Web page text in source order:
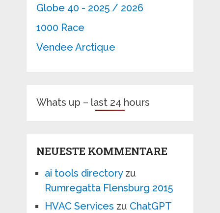
Globe 40 - 2025 / 2026
1000 Race
Vendee Arctique
Whats up – last 24 hours
NEUESTE KOMMENTARE
ai tools directoryzu
Rumregatta Flensburg 2015
HVAC Services zu ChatGPT